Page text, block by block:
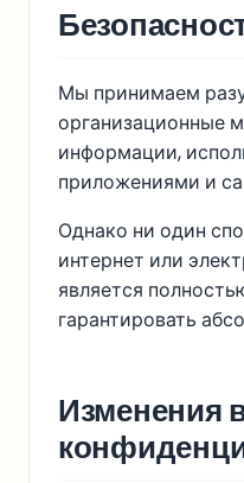
Мы принимаем
организационные
информации,
приложениями и
Однако ни один
интернет или
является
гарантировать
Изменения